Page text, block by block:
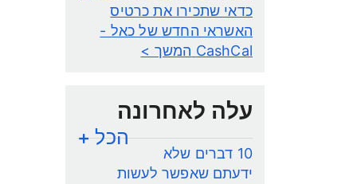
כדאי שתכירו את כרטיס
האשראי החדש של כאל -
CashCal המשך >
עלה לאחרונה
הכל +
10 דברים שלא
ידעתם שאפשר לעשות